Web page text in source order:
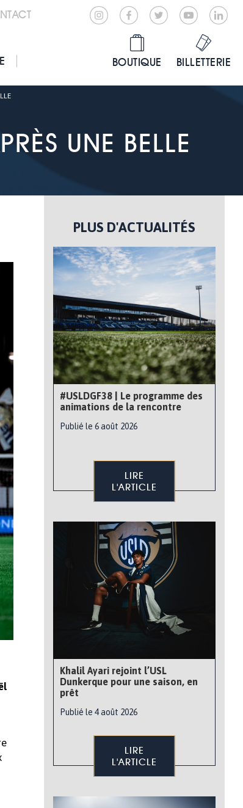
BOUTIQUE BILLETTERIE
UNE BELLE
PLUS D'ACTUALITÉS
#USLDGF38 | Le programme des
animations de la rencontre
Publié le 6 août 2026
LIRE
L'ARTICLE
Khalil Ayari rejoint l’USL
Dunkerque pour une saison, en
prêt
Publié le 4 août 2026
LIRE
L'ARTICLE